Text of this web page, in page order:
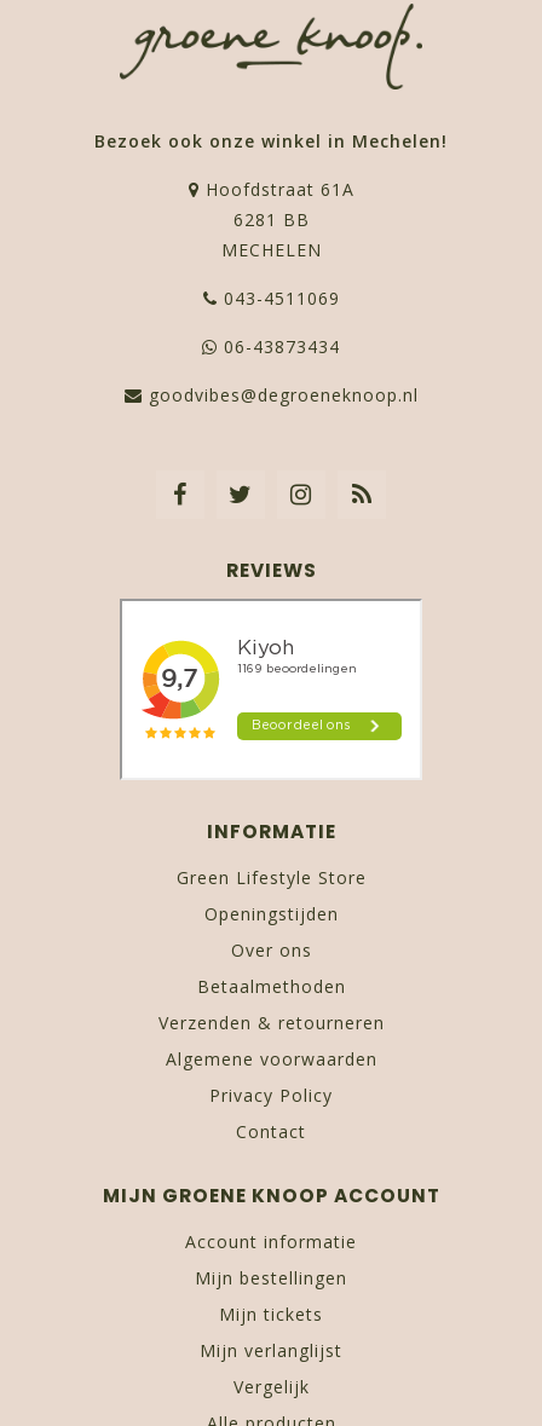
Bezoek ook onze winkel in Mechelen!
Hoofdstraat 61A
6281 BB
MECHELEN
043-4511069
06-43873434
goodvibes@degroeneknoop.nl
REVIEWS
INFORMATIE
Green Lifestyle Store
Openingstijden
Over ons
Betaalmethoden
Verzenden & retourneren
Algemene voorwaarden
Privacy Policy
Contact
MIJN GROENE KNOOP ACCOUNT
Account informatie
Mijn bestellingen
Mijn tickets
Mijn verlanglijst
Vergelijk